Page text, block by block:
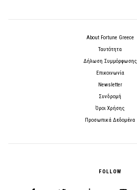
About Fortune Greece
Ταυτότητα
Δήλωση Συμμόρφωσης
Επικοινωνία
Newsletter
Συνδρομή
Όροι Χρήσης
Προσωπικά Δεδομένα
FOLLOW